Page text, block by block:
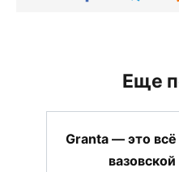
Еще
Granta — это